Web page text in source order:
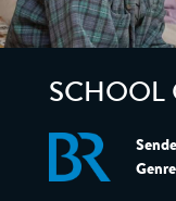
SCHOOL